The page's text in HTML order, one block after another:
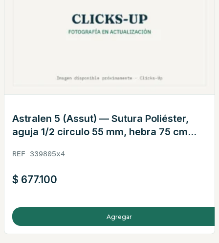
Astralen 5 (Assut) — Sutura Poliéster,
aguja 1/2 circulo 55 mm, hebra 75 cm
REF 339805x4
$ 677.100
Agregar